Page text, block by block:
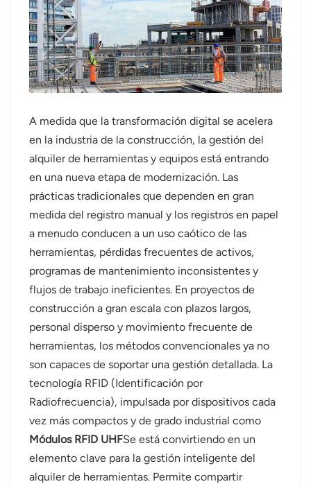
日语
한국어
Türk
Ελληνικά
Polski
แบบไทย
Indonesia
norsk
A medida que la transformación digital se acelera
en la industria de la construcción, la gestión del
alquiler de herramientas y equipos está entrando
en una nueva etapa de modernización. Las
prácticas tradicionales que dependen en gran
medida del registro manual y los registros en papel
a menudo conducen a un uso caótico de las
herramientas, pérdidas frecuentes de activos,
programas de mantenimiento inconsistentes y
flujos de trabajo ineficientes. En proyectos de
construcción a gran escala con plazos largos,
personal disperso y movimiento frecuente de
herramientas, los métodos convencionales ya no
son capaces de soportar una gestión detallada. La
tecnología RFID (Identificación por
Radiofrecuencia), impulsada por dispositivos cada
vez más compactos y de grado industrial como
Módulos RFID UHFSe está convirtiendo en un
elemento clave para la gestión inteligente del
alquiler de herramientas. Permite compartir